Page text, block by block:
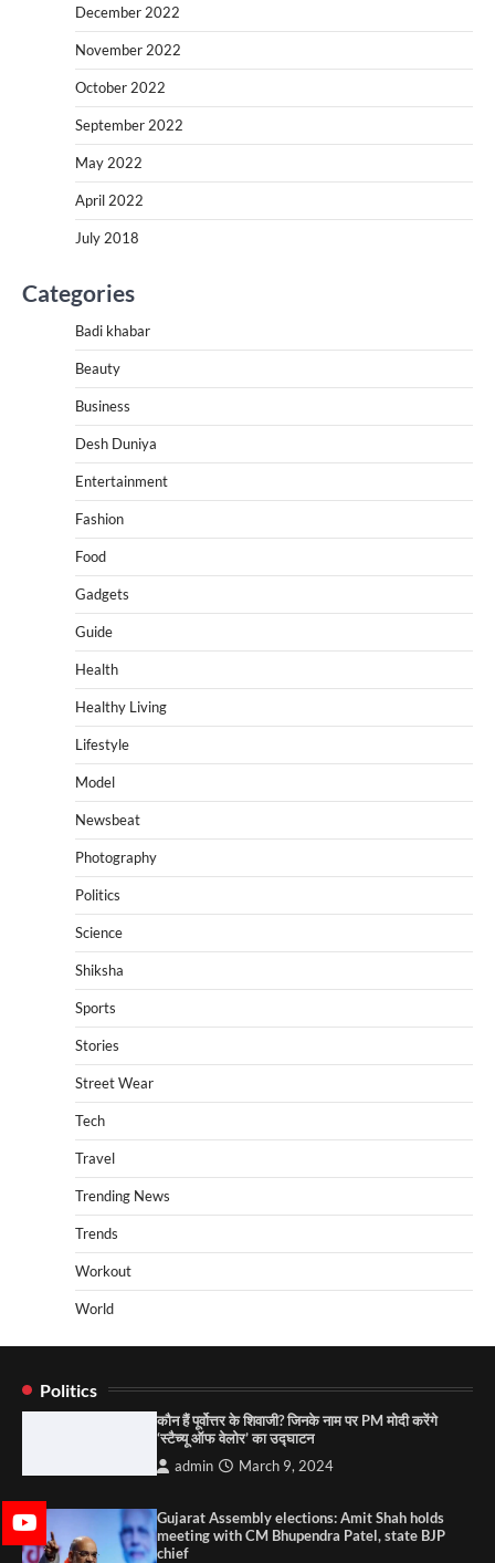
December 2022
November 2022
October 2022
September 2022
May 2022
April 2022
July 2018
Categories
Badi khabar
Beauty
Business
Desh Duniya
Entertainment
Fashion
Food
Gadgets
Guide
Health
Healthy Living
Lifestyle
Model
Newsbeat
Photography
Politics
Science
Shiksha
Sports
Stories
Street Wear
Tech
Travel
Trending News
Trends
Workout
World
Politics
कौन हैं पूर्वोत्तर के शिवाजी? जिनके नाम पर PM मोदी करेंगे
‘स्टैच्यू ऑफ वेलोर’ का उद्घाटन
admin March 9, 2024
Gujarat Assembly elections: Amit Shah holds
meeting with CM Bhupendra Patel, state BJP
chief